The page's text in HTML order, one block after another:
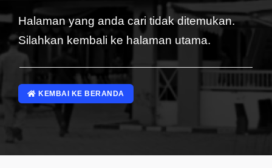
Halaman yang anda cari tidak ditemukan.
Silahkan kembali ke halaman utama.
KEMBAI KE BERANDA